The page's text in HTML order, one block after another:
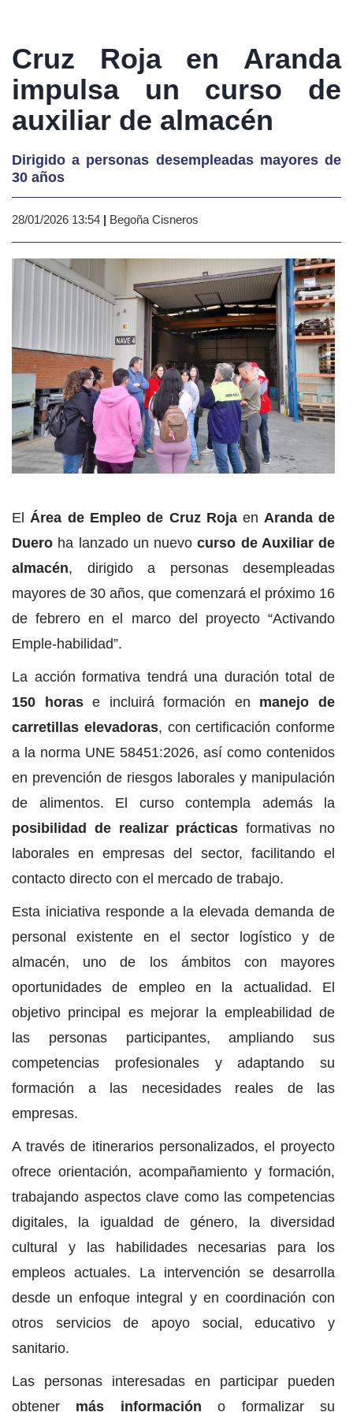
Cruz Roja en Aranda
impulsa un curso de
auxiliar de almacén
Dirigido a personas desempleadas mayores de
30 años
28/01/2026 13:54 | Begoña Cisneros
ElÁrea de Empleo de Cruz Roja en Aranda de
Duero ha lanzado un nuevocurso de Auxiliar de
almacén, dirigido a personas desempleadas
mayores de 30 años, que comenzará el próximo 16
de febrero en el marco del proyecto “Activando
Emple-habilidad”.
La acción formativa tendrá una duración total de
150 horase incluirá formación en manejo de
carretillas elevadoras, con certificación conforme
a la norma UNE 58451:2026, así como contenidos
en prevención de riesgos laborales y manipulación
de alimentos. El curso contempla además la
posibilidad de realizar prácticasformativas no
laborales en empresas del sector, facilitando el
contacto directo con el mercado de trabajo.
Esta iniciativa responde a la elevada demanda de
personal existente en el sector logístico y de
almacén, uno de los ámbitos con mayores
oportunidades de empleo en la actualidad. El
objetivo principal es mejorar la empleabilidad de
las personas participantes, ampliando sus
competencias profesionales y adaptando su
formación a las necesidades reales de las
empresas.
A través de itinerarios personalizados, el proyecto
ofrece orientación, acompañamiento y formación,
trabajando aspectos clave como las competencias
digitales, la igualdad de género, la diversidad
cultural y las habilidades necesarias para los
empleos actuales. La intervención se desarrolla
desde un enfoque integral y en coordinación con
otros servicios de apoyo social, educativo y
sanitario.
Las personas interesadas en participar pueden
obtener más información o formalizar su